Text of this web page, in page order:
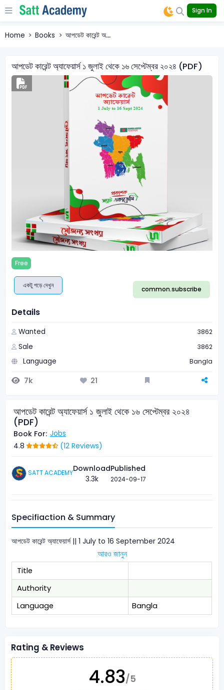
Sign In
Home Books আপডেট কারেন্ট অ...
আপডেট কারেন্ট অ্যাফেয়ার্স ১ জুলাই থেকে ১৬ সেপ্টেম্বর ২০২৪ (PDF)
Free
একটু পড়ে দেখুন common.subscribe
Details
Wanted 3862
Sale 3862
Language Bangla
7k 21
আপডেট কারেন্ট অ্যাফেয়ার্স ১ জুলাই থেকে ১৬ সেপ্টেম্বর ২০২৪
(PDF)
Book For: Jobs
4.8 (12 Reviews)
SATT ACADEMYDownload
3.3k
Published
2024-09-17
Specifiaction & Summary
আপডেট কারেন্ট অ্যাফেয়ার্স || 1 July to 16 September 2024
আরও জানুন
Title
Authority
Language
Bangla
Rating & Reviews
4.83/5